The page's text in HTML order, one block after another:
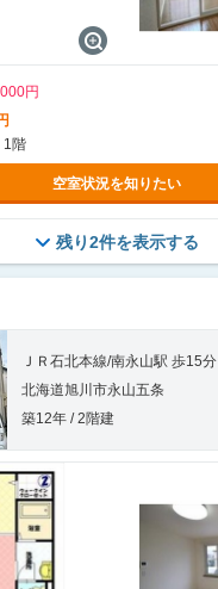
円
1階
空室状況を知りたい
残り2件を表示する
ＪＲ石北本線/南永山駅 歩15分
北海道旭川市永山五条
築12年 / 2階建